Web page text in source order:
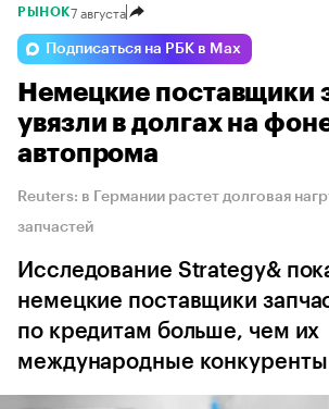
РЫНОК7 августа
Подписаться на РБК в Max
Немецкие поставщики
увязли в долгах на
автопрома
Reuters: в Германии растет долговая
запчастей
Исследование Strategy&
немецкие поставщики
по кредитам больше, чем их
международные конкуренты